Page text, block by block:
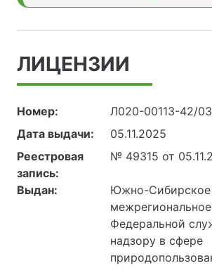
ЛИЦЕНЗИИ
Номер:
Л020-00113-42/
Дата выдачи:
05.11.2025
Реестровая
запись:
№ 49315 от
Выдан:
Южно-Сибирское
Федеральной
надзору в сфере